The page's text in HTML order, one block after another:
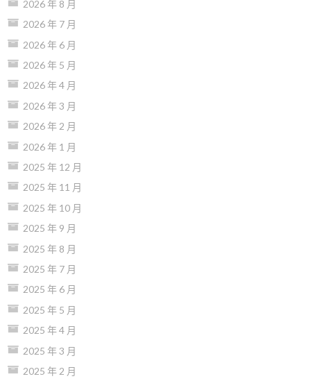
2026 年 8 月
2026 年 7 月
2026 年 6 月
2026 年 5 月
2026 年 4 月
2026 年 3 月
2026 年 2 月
2026 年 1 月
2025 年 12 月
2025 年 11 月
2025 年 10 月
2025 年 9 月
2025 年 8 月
2025 年 7 月
2025 年 6 月
2025 年 5 月
2025 年 4 月
2025 年 3 月
2025 年 2 月